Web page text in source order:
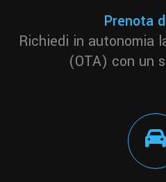
Prenota
Richiedi in autonomia
(OTA) con un